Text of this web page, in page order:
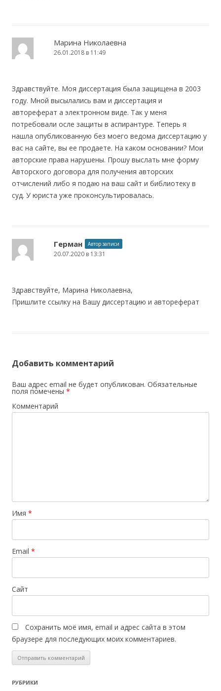
Марина Николаевна
26.01.2018 в 11:49
Здравствуйте. Моя диссертация была защищена в 2003
году. Мной высылались вам и диссертация и
автореферат а электронном виде. Так у меня
потребовали осле защиты в аспирантуре. Теперь я
нашла опубликованную без моего ведома диссертацию у
вас на сайте, вы ее продаете. На каком основании? Мои
авторские права нарушены. Прошу выслать мне форму
Авторского договора для получения авторских
отчислений либо я подаю на ваш сайт и библиотеку в
суд. У юриста уже проконсультировалась.
Герман Автор записи
20.07.2020 в 13:31
Здравствуйте, Марина Николаевна,
Пришлите ссылку на Вашу диссертацию и автореферат
Добавить комментарий
Ваш адрес email не будет опубликован. Обязательные
поля помечены *
Комментарий
Имя *
Email *
Сайт
Сохранить моё имя, email и адрес сайта в этом
браузере для последующих моих комментариев.
РУБРИКИ